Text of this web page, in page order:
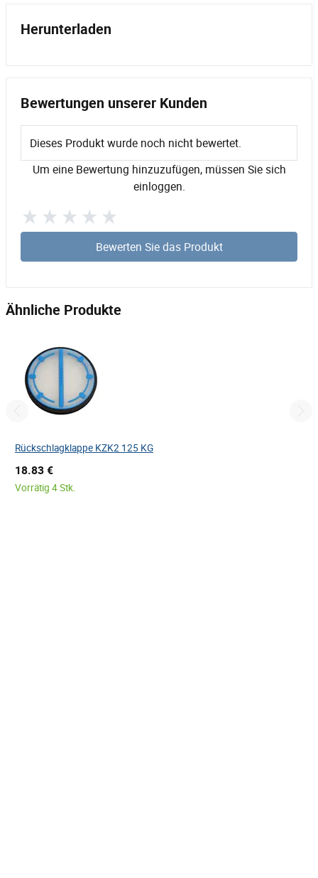
Herunterladen
Bewertungen unserer Kunden
Dieses Produkt wurde noch nicht bewertet.
Um eine Bewertung hinzuzufügen, müssen Sie sich
einloggen.
Bewerten Sie das Produkt
Ähnliche Produkte
Rückschlagklappe KZK2 125 KG
18.83 €
Vorrätig 4 Stk.